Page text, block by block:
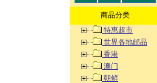
商品分类
特惠超市
世界各地邮品
香港
澳门
朝鲜